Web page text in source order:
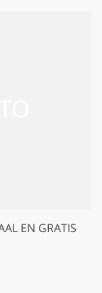
EN GRATIS